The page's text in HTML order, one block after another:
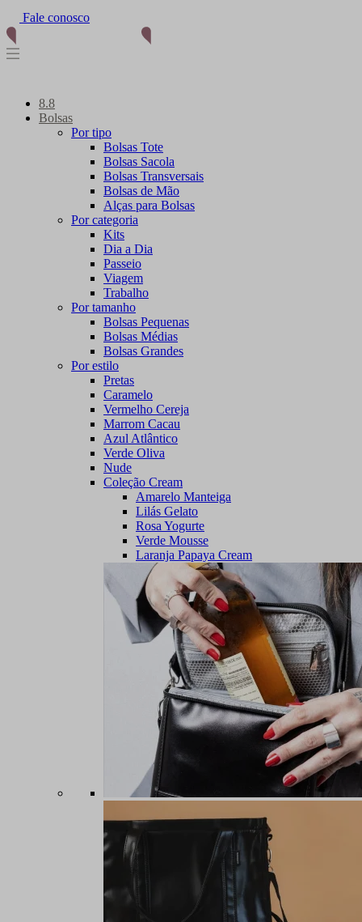
Fale conosco
8.8
Bolsas
Por tipo
Bolsas Tote
Bolsas Sacola
Bolsas Transversais
Bolsas de Mão
Alças para Bolsas
Por categoria
Kits
Dia a Dia
Passeio
Viagem
Trabalho
Por tamanho
Bolsas Pequenas
Bolsas Médias
Bolsas Grandes
Por estilo
Pretas
Caramelo
Vermelho Cereja
Marrom Cacau
Azul Atlântico
Verde Oliva
Nude
Coleção Cream
Amarelo Manteiga
Lilás Gelato
Rosa Yogurte
Verde Mousse
Laranja Papaya Cream